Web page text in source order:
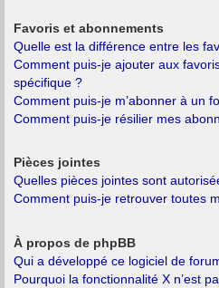
Favoris et abonnements
Quelle est la différence entre les
Comment puis-je ajouter aux
spécifique ?
Comment puis-je m’abonner à un
Comment puis-je résilier mes
Pièces jointes
Quelles pièces jointes sont
Comment puis-je retrouver toutes
À propos de phpBB
Qui a développé ce logiciel de
Pourquoi la fonctionnalité X n’est